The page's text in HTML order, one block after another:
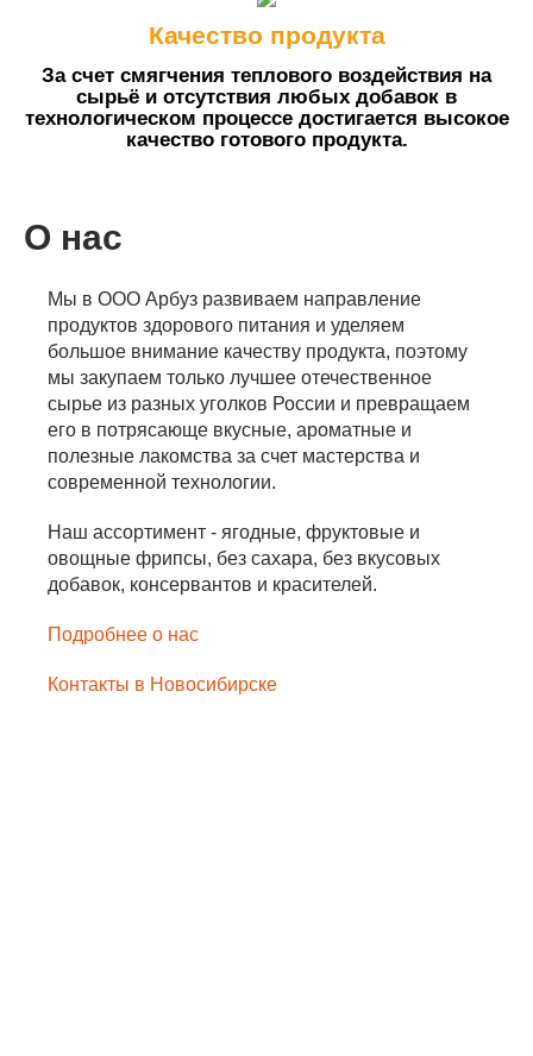
Качество продукта
За счет смягчения теплового воздействия на
сырьё и отсутствия любых добавок в
технологическом процессе достигается высокое
качество готового продукта.
О нас
Мы в ООО Арбуз развиваем направление
продуктов здорового питания и уделяем
большое внимание качеству продукта, поэтому
мы закупаем только лучшее отечественное
сырье из разных уголков России и превращаем
его в потрясающе вкусные, ароматные и
полезные лакомства за счет мастерства и
современной технологии.
Наш ассортимент - ягодные, фруктовые и
овощные фрипсы, без сахара, без вкусовых
добавок, консервантов и красителей.
Подробнее о нас
Контакты в Новосибирске